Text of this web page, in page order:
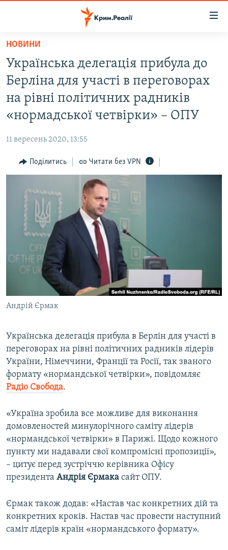
Перейти
основного
матеріалу
Перейти
до
основної
Перейти
пошуку
ВОДА.КРИМ
ВІДЕО ТА ФОТО
ПОГЛЯД
ІНТЕРВ'Ю
СПЕЦПРОЕКТИ
ДЕПОРТАЦІЯ
ВІДЕОУРОКИ «ELIFBE»
СВІДЧЕННЯ ОКУПАЦІЇ
УКРАЇНСЬКА ПРОБЛЕМА КРИМУ
ІНФОГРАФІКА
ЯК ОБІЙТИ БЛОКУВАННЯ
Русский
Qırımtatar
Усі сайти RFE/RL
НОВИНИ
Українська делегація прибула до
Берліна для участі в переговорах
на рівні політичних радників
«нормадської четвірки» – ОПУ
11 вересень 2020, 13:55
Поділитись Читати без VPN
Андрій Єрмак
Українська делегація прибула в Берлін для участі в
переговорах на рівні політичних радників лідерів
України, Німеччини, Франції та Росії, так званого
формату «нормандської четвірки», повідомляє
Радіо Свобода.
«Україна зробила все можливе для виконання
домовленостей минулорічного саміту лідерів
«нормандської четвірки» в Парижі. Щодо кожного
пункту ми надавали свої компромісні пропозиції»,
– цитує перед зустріччю керівника Офісу
президента Андрія Єрмака сайт ОПУ.
Єрмак також додав: «Настав час конкретних дій та
конкретних кроків. Настав час провести наступний
саміт лідерів країн «нормандського формату».